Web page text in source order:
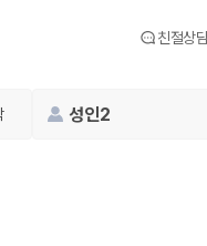
친절상
성인2